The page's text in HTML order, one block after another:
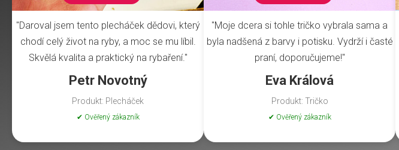
"Daroval jsem tento plecháček dědovi, který
chodí celý život na ryby, a moc se mu líbil.
Skvělá kvalita a praktický na rybaření."
Petr Novotný
Produkt: Plecháček
✔ Ověřený zákazník
"Moje dcera si tohle tričko vybrala sama a
byla nadšená z barvy i potisku. Vydrží i časté
praní, doporučujeme!"
Eva Králová
Produkt: Tričko
✔ Ověřený zákazník